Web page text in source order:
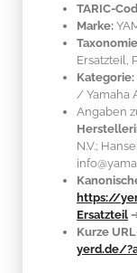
TARIC-
Marke:
Ersatzteil,
Kategorie:
/ Yamaha
Angaben
N.V.;
https://
Ersatzteil
Kurze
yerd.de/